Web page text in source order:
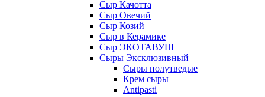
Сыр Качотта
Сыр Овечий
Сыр Козий
Сыр в Керамике
Сыр ЭКОТАВУШ
Сыры Эксклюзивный
Сыры полутведые
Крем сыры
Antipasti